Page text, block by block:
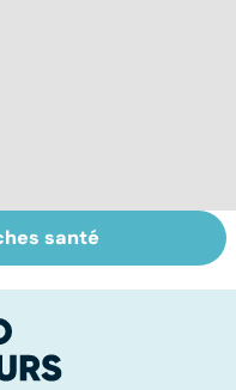
des
: que
?
santé